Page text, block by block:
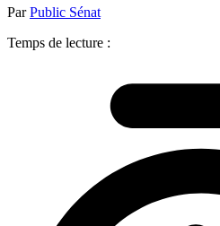
ParPublic Sénat
Temps de lecture :